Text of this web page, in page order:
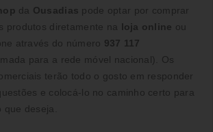
da Ousadias pode optar por comprar
produtos diretamente na loja online ou
através do número 937 117
para a rede móvel nacional)
. Os
terão todo o gosto em responder
e colocá-lo no caminho certo para
deseja.